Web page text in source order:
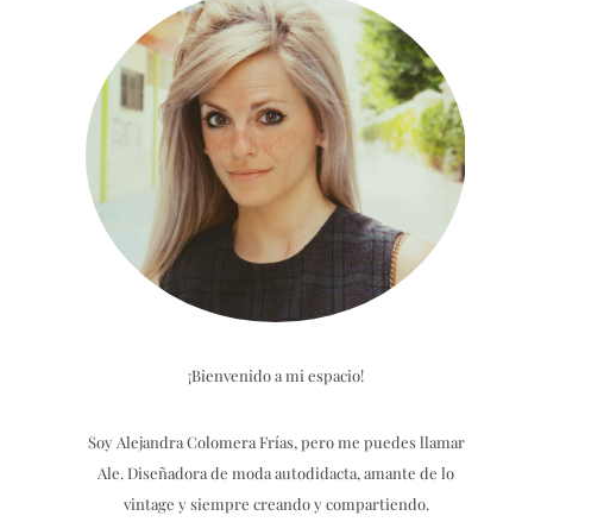
¡Bienvenido a mi espacio!
Soy Alejandra Colomera Frías, pero me puedes llamar
Ale. Diseñadora de moda autodidacta, amante de lo
vintage y siempre creando y compartiendo.